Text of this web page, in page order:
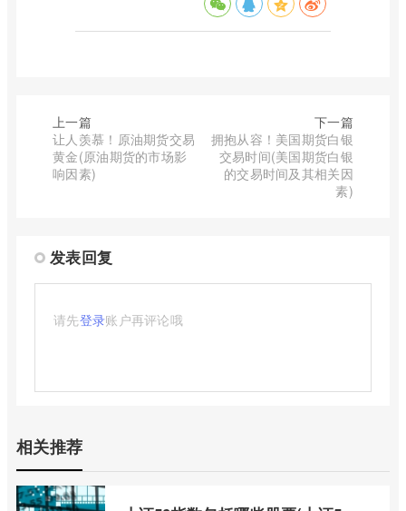
上一篇
让人羡慕！原油期货交易
黄金(原油期货的市场影
响因素)
下一篇
拥抱从容！美国期货白银
交易时间(美国期货白银
的交易时间及其相关因
素)
发表回复
请先登录账户再评论哦
相关推荐